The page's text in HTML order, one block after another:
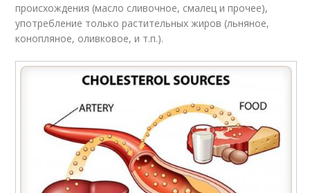
происхождения (масло сливочное, смалец и прочее),
употребление только растительных жиров (льняное,
конопляное, оливковое, и т.п.).